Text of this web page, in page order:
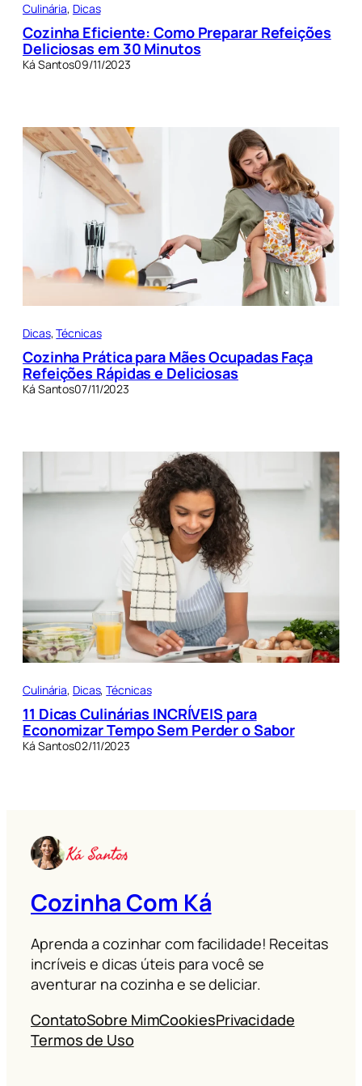
Culinária, Dicas
Cozinha Eficiente: Como Preparar Refeições
Deliciosas em 30 Minutos
Ká Santos09/11/2023
Dicas, Técnicas
Cozinha Prática para Mães Ocupadas Faça
Refeições Rápidas e Deliciosas
Ká Santos07/11/2023
Culinária, Dicas, Técnicas
11 Dicas Culinárias INCRÍVEIS para
Economizar Tempo Sem Perder o Sabor
Ká Santos02/11/2023
Cozinha Com Ká
Aprenda a cozinhar com facilidade! Receitas
incríveis e dicas úteis para você se
aventurar na cozinha e se deliciar.
ContatoSobre MimCookiesPrivacidade
Termos de Uso